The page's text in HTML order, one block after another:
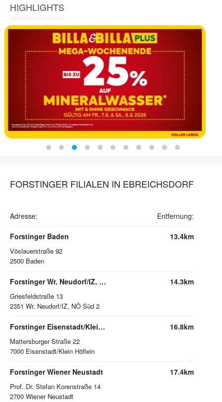
HIGHLIGHTS
FORSTINGER FILIALEN IN EBREICHSDORF
Adresse: Entfernung:
Forstinger Baden
Vöslauerstraße 92
2500 Baden
13.4km
Forstinger Wr. Neudorf/IZ, NÖ Süd 2
Griesfeldstraße 13
2351 Wr. Neudorf/IZ, NÖ Süd 2
14.3km
Forstinger Eisenstadt/Klein Höflein
Mattersburger Straße 22
7000 Eisenstadt/Klein Höflein
16.8km
Forstinger Wiener Neustadt
Prof. Dr. Stefan Korenstraße 14
2700 Wiener Neustadt
17.4km